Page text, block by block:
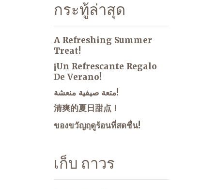
กระทู้ล่าสุด
A Refreshing Summer
Treat!
¡Un Refrescante Regalo
De Verano!
متعة صيفية منعشة!
清爽的夏日甜点！
ของขวัญฤดูร้อนที่สดชื่น!
เก็บ ถาวร